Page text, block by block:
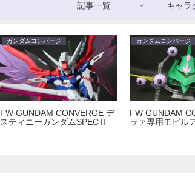
記事一覧 キャラ
ガンダムコンバージ
FW GUNDAM CONVERGE デ
スティニーガンダムSPECⅡ
ガンダムコンバージ
FW GUNDAM
ラァ専用モビル